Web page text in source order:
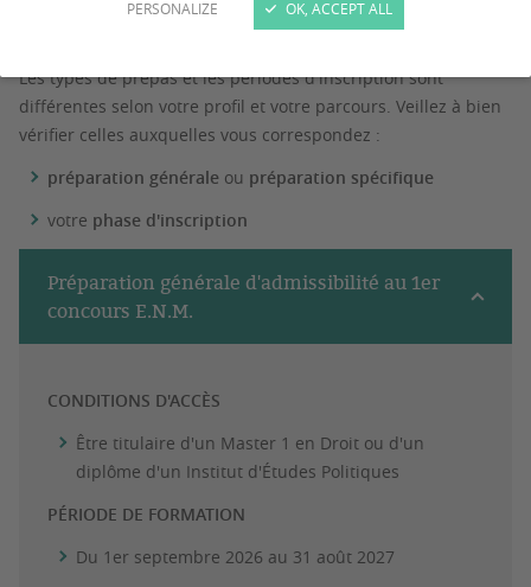
PERSONALIZE OK, ACCEPT ALL
Nos prépas vous permettent de vous donner les meilleures
chances de réussite pour intégrer l'ENM.
Les types de prépas et les périodes d'inscription sont
différentes selon votre profil et votre parcours. Veillez à bien
vérifier celles auxquelles vous correspondez :
préparation générale ou préparation spécifique
votre phase d'inscription
Préparation générale d'admissibilité au 1er
concours E.N.M.
CONDITIONS D'ACCÈS
Être titulaire d'un Master 1 en Droit ou d'un
diplôme d'un Institut d'Études Politiques
PÉRIODE DE FORMATION
Du 1er septembre 2026 au 31 août 2027